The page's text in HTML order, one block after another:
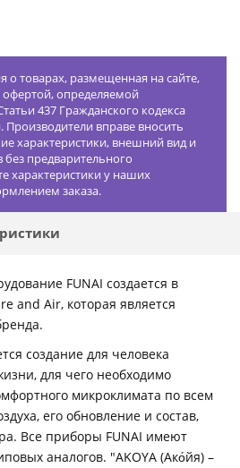
товарах, размещенная на сайте,
офертой, определяемой
437 Гражданского кодекса
вправе вносить
характеристики, внешний вид и
предварительного
характеристики у наших
заказа.
FUNAI создается в
and Air, которая является
создание для человека
для чего необходимо
микроклимата по всем
его обновление и состав,
Все приборы FUNAI имеют
аналогов. "AKOYA (Ако́йя) –